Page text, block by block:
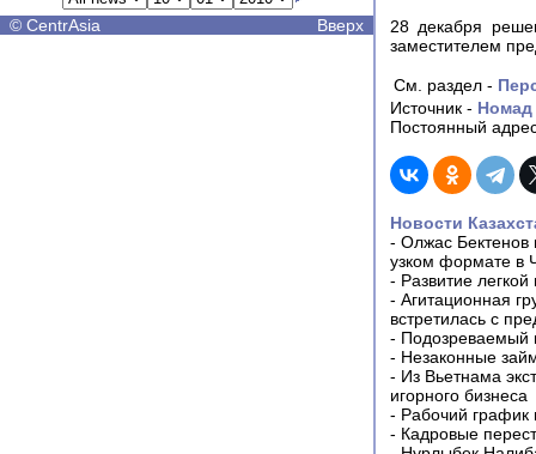
© CentrAsia Вверх
28 декабря
заместителем
См. раздел -
Источник - Номад
Постоянный
Новости
- Олжас Бектенов
узком формате в
- Развитие
- Агитационная
встретилась с
- Подозреваемый
- Незаконные
- Из Вьетнама
игорного бизнеса
- Рабочий график
- Кадровые